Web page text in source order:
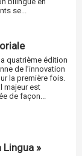
se...
quatrième édition
de l’innovation
la première fois.
majeur est
de façon...
Lingua »